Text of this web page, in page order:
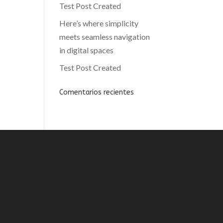
Test Post Created
Here’s where simplicity
meets seamless navigation
in digital spaces
Test Post Created
Comentarios recientes